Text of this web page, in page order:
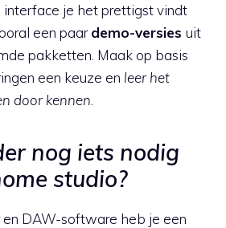
je het prettigst vindt
een paardemo-versies uit
pakketten. Maak op basis
een keuze en leer het
door kennen
nog iets nodig
studio?
DAW-software heb je een